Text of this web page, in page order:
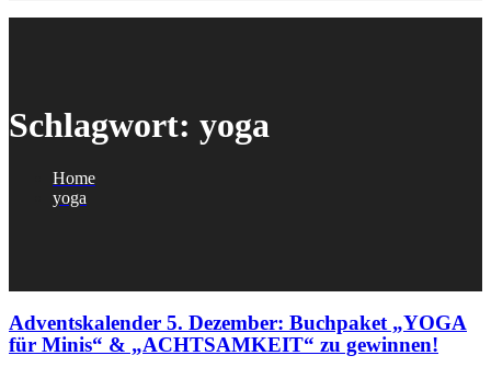
Schlagwort: yoga
Home
yoga
Adventskalender 5. Dezember: Buchpaket „YOGA
für Minis“ & „ACHTSAMKEIT“ zu gewinnen!